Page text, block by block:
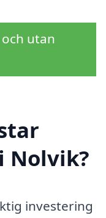
utan
Nolvik?
investering